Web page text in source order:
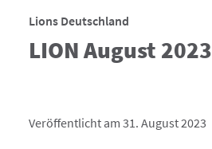
Lions Deutschland
LION August 2023
Veröffentlicht am 31. August 2023